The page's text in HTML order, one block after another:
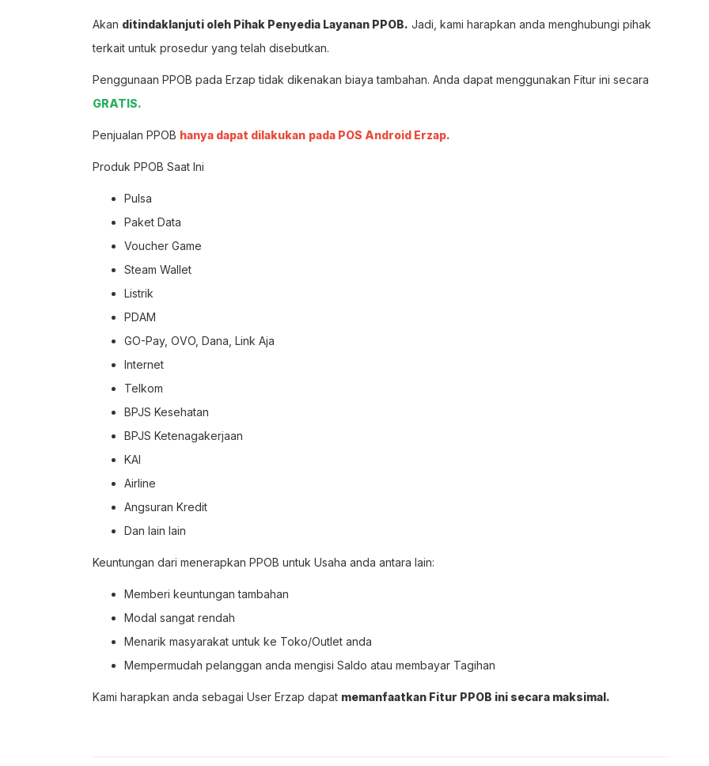
Akan ditindaklanjuti oleh Pihak Penyedia Layanan PPOB. Jadi, kami harapkan anda menghubungi pihak
terkait untuk prosedur yang telah disebutkan.
Penggunaan PPOB pada Erzap tidak dikenakan biaya tambahan. Anda dapat menggunakan Fitur ini secara
GRATIS.
Penjualan PPOB hanya dapat dilakukan pada POS Android Erzap.
Produk PPOB Saat Ini
Pulsa
Paket Data
Voucher Game
Steam Wallet
Listrik
PDAM
GO-Pay, OVO, Dana, Link Aja
Internet
Telkom
BPJS Kesehatan
BPJS Ketenagakerjaan
KAI
Airline
Angsuran Kredit
Dan lain lain
Keuntungan dari menerapkan PPOB untuk Usaha anda antara lain:
Memberi keuntungan tambahan
Modal sangat rendah
Menarik masyarakat untuk ke Toko/Outlet anda
Mempermudah pelanggan anda mengisi Saldo atau membayar Tagihan
Kami harapkan anda sebagai User Erzap dapat memanfaatkan Fitur PPOB ini secara maksimal.